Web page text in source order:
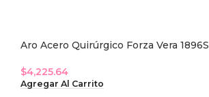
Aro Acero Quirúrgico Forza Vera 1896S
$4,225.64
Agregar Al Carrito